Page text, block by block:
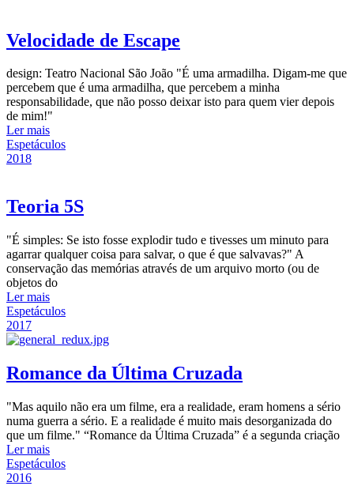
Velocidade de Escape
design: Teatro Nacional São João "É uma armadilha. Digam-me que
percebem que é uma armadilha, que percebem a minha
responsabilidade, que não posso deixar isto para quem vier depois
de mim!"
Ler mais
Espetáculos
2018
Teoria 5S
"É simples: Se isto fosse explodir tudo e tivesses um minuto para
agarrar qualquer coisa para salvar, o que é que salvavas?" A
conservação das memórias através de um arquivo morto (ou de
objetos do
Ler mais
Espetáculos
2017
Romance da Última Cruzada
"Mas aquilo não era um filme, era a realidade, eram homens a sério
numa guerra a sério. E a realidade é muito mais desorganizada do
que um filme." “Romance da Última Cruzada” é a segunda criação
Ler mais
Espetáculos
2016